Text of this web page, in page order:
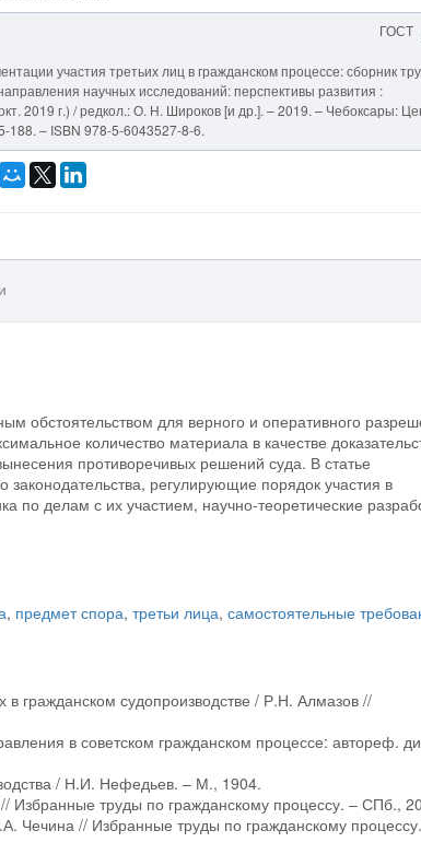
ГОСТ
участия третьих лиц в гражданском процессе: сборник
научных исследований: перспективы развития :
2019 г.) / редкол.: О. Н. Широков [и др.]. – 2019. – Чебоксары:
188. – ISBN 978-5-6043527-8-6.
обстоятельством для верного и оперативного
количество материала в качестве
противоречивых решений суда. В статье
регулирующие порядок участия в
по делам с их участием, научно-теоретические
, предмет спора, третьи лица, самостоятельные
гражданском судопроизводстве / Р.Н. Алмазов //
в советском гражданском процессе: автореф.
/ Н.И. Нефедьев. – М., 1904.
Избранные труды по гражданскому процессу. – СПб.,
Чечина // Избранные труды по гражданскому